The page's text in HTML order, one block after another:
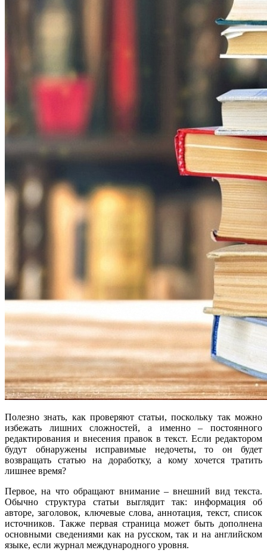
Полезно знать, как проверяют статьи, поскольку так можно
избежать лишних сложностей, а именно – постоянного
редактирования и внесения правок в текст. Если редактором
будут обнаружены исправимые недочеты, то он будет
возвращать статью на доработку, а кому хочется тратить
лишнее время?
Первое, на что обращают внимание – внешний вид текста.
Обычно структура статьи выглядит так: информация об
авторе, заголовок, ключевые слова, аннотация, текст, список
источников. Также первая страница может быть дополнена
основными сведениями как на русском, так и на английском
языке, если журнал международного уровня.